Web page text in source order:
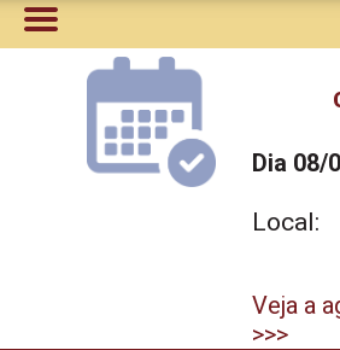
Dia 08/
Local:
Veja a
>>>